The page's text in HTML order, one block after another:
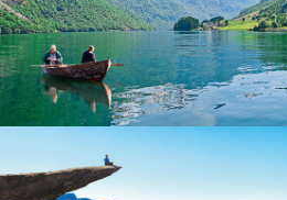
Norway